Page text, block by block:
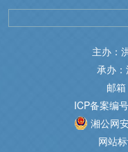
主办：
承办
邮
ICP备案编
湘公网
网站